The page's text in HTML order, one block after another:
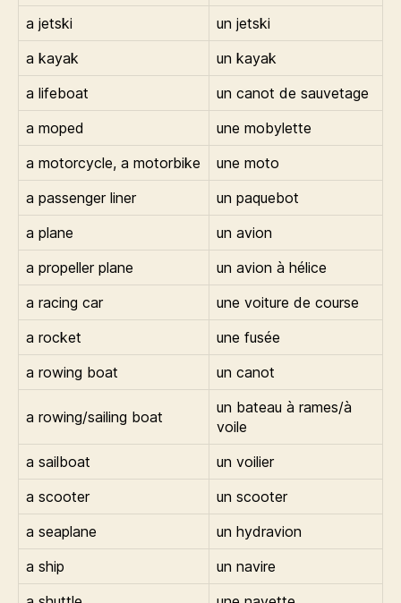
a jetski
un jetski
a kayak
un kayak
a lifeboat
un canot de sauvetage
a moped
une mobylette
a motorcycle, a motorbike
une moto
a passenger liner
un paquebot
a plane
un avion
a propeller plane
un avion à hélice
a racing car
une voiture de course
a rocket
une fusée
a rowing boat
un canot
a rowing/sailing boat
un bateau à rames/à
voile
a sailboat
un voilier
a scooter
un scooter
a seaplane
un hydravion
a ship
un navire